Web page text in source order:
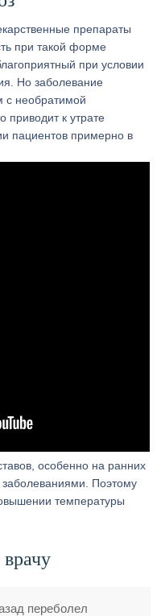
препараты
при такой форме
при условии
Но заболевание
с необратимой
приводит к утрате
пациентов примерно в
особенно на ранних
заболеваниями. Поэтому
температуры
переболел